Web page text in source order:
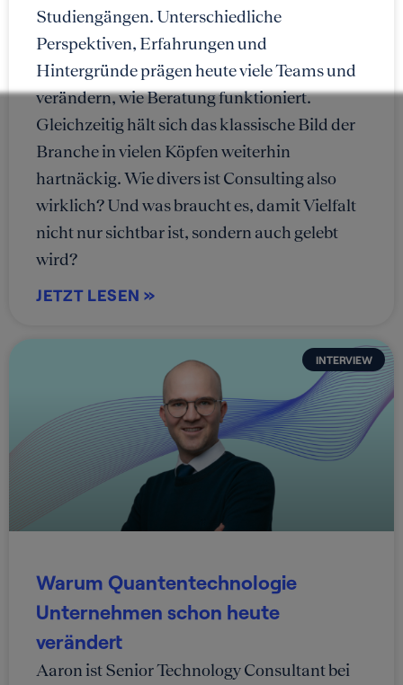
Studiengängen. Unterschiedliche
Perspektiven, Erfahrungen und
Hintergründe prägen heute viele Teams und
verändern, wie Beratung funktioniert.
Gleichzeitig hält sich das klassische Bild der
Branche in vielen Köpfen weiterhin
hartnäckig. Wie divers ist Consulting also
wirklich? Und was braucht es, damit Vielfalt
nicht nur sichtbar ist, sondern auch gelebt
wird?
JETZT LESEN »
INTERVIEW
Warum Quantentechnologie
Unternehmen schon heute
verändert
Aaron ist Senior Technology Consultant bei